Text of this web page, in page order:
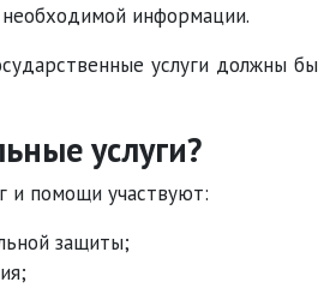
необходимой информации.
услуги должны
услуги?
и помощи участвуют:
защиты;